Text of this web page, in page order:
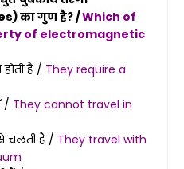
का गुण है? /Which of
of electromagnetic
है / They require a
/ They cannot travel in
चलती हैं / They travel with